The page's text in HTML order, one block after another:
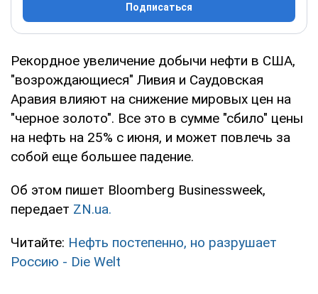
Подписаться
Рекордное увеличение добычи нефти в США,
"возрождающиеся" Ливия и Саудовская
Аравия влияют на снижение мировых цен на
"черное золото". Все это в сумме "сбило" цены
на нефть на 25% с июня, и может повлечь за
собой еще большее падение.
Об этом пишет Bloomberg Businessweek,
передает ZN.ua.
Читайте: Нефть постепенно, но разрушает
Россию - Die Welt